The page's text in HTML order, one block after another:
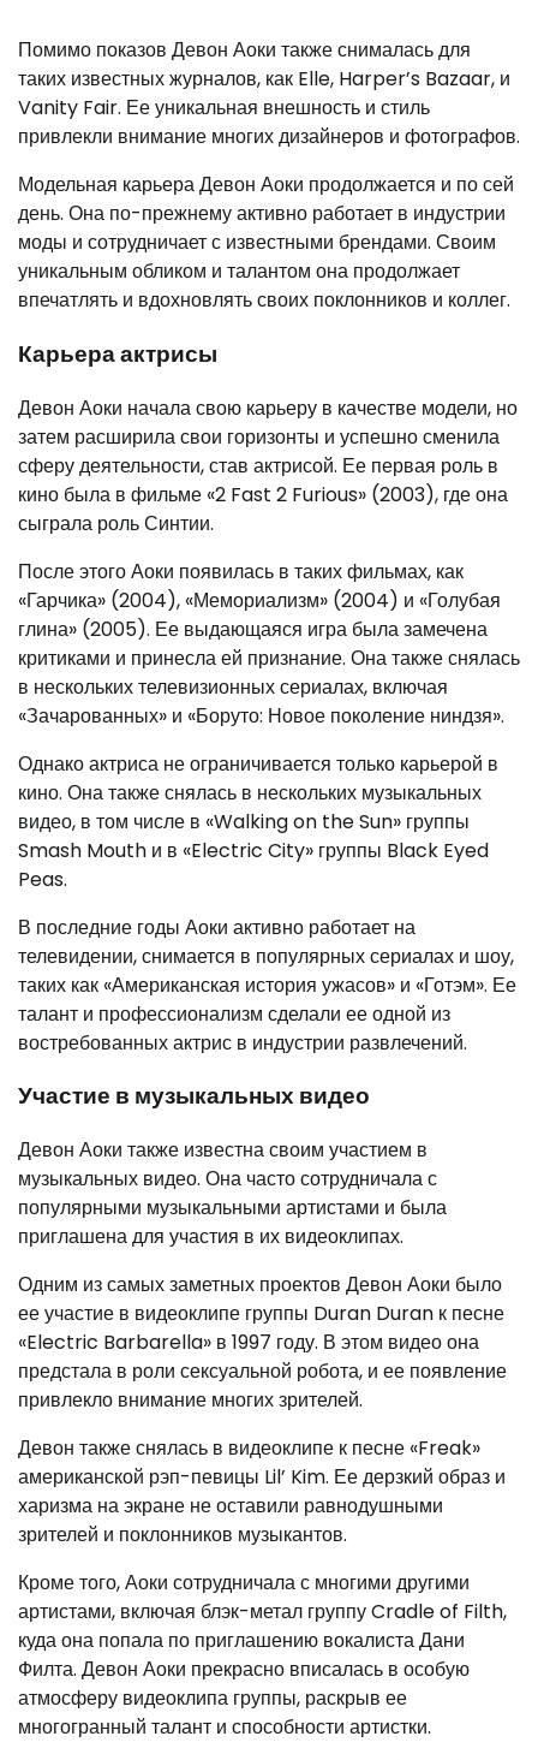
Помимо показов Девон Аоки также снималась для
таких известных журналов, как Elle, Harper’s Bazaar, и
Vanity Fair. Ее уникальная внешность и стиль
привлекли внимание многих дизайнеров и фотографов.
Модельная карьера Девон Аоки продолжается и по сей
день. Она по-прежнему активно работает в индустрии
моды и сотрудничает с известными брендами. Своим
уникальным обликом и талантом она продолжает
впечатлять и вдохновлять своих поклонников и коллег.
Карьера актрисы
Девон Аоки начала свою карьеру в качестве модели, но
затем расширила свои горизонты и успешно сменила
сферу деятельности, став актрисой. Ее первая роль в
кино была в фильме «2 Fast 2 Furious» (2003), где она
сыграла роль Синтии.
После этого Аоки появилась в таких фильмах, как
«Гарчика» (2004), «Мемориализм» (2004) и «Голубая
глина» (2005). Ее выдающаяся игра была замечена
критиками и принесла ей признание. Она также снялась
в нескольких телевизионных сериалах, включая
«Зачарованных» и «Боруто: Новое поколение ниндзя».
Однако актриса не ограничивается только карьерой в
кино. Она также снялась в нескольких музыкальных
видео, в том числе в «Walking on the Sun» группы
Smash Mouth и в «Electric City» группы Black Eyed
Peas.
В последние годы Аоки активно работает на
телевидении, снимается в популярных сериалах и шоу,
таких как «Американская история ужасов» и «Готэм». Ее
талант и профессионализм сделали ее одной из
востребованных актрис в индустрии развлечений.
Участие в музыкальных видео
Девон Аоки также известна своим участием в
музыкальных видео. Она часто сотрудничала с
популярными музыкальными артистами и была
приглашена для участия в их видеоклипах.
Одним из самых заметных проектов Девон Аоки было
ее участие в видеоклипе группы Duran Duran к песне
«Electric Barbarella» в 1997 году. В этом видео она
предстала в роли сексуальной робота, и ее появление
привлекло внимание многих зрителей.
Девон также снялась в видеоклипе к песне «Freak»
американской рэп-певицы Lil’ Kim. Ее дерзкий образ и
харизма на экране не оставили равнодушными
зрителей и поклонников музыкантов.
Кроме того, Аоки сотрудничала с многими другими
артистами, включая блэк-метал группу Cradle of Filth,
куда она попала по приглашению вокалиста Дани
Филта. Девон Аоки прекрасно вписалась в особую
атмосферу видеоклипа группы, раскрыв ее
многогранный талант и способности артистки.